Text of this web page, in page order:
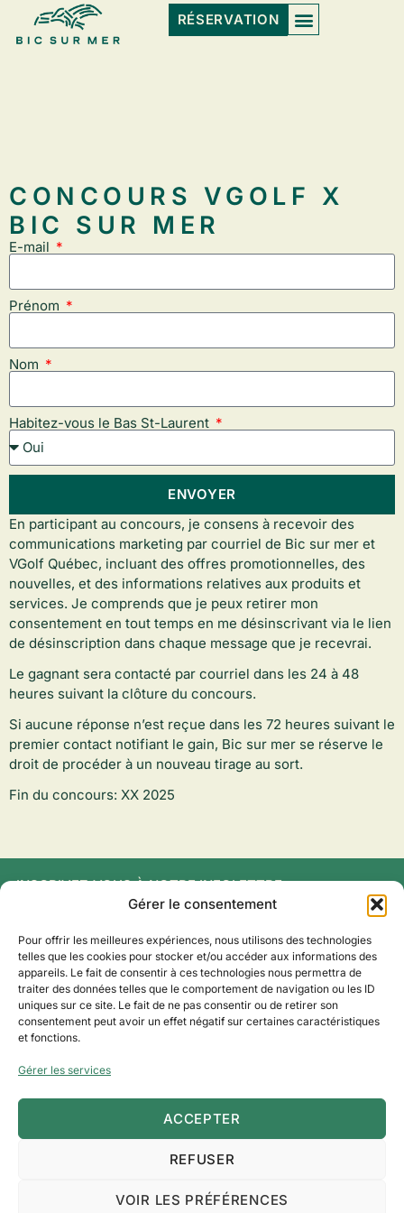
Gérer le consentement
Pour offrir les meilleures expériences, nous utilisons des technologies
telles que les cookies pour stocker et/ou accéder aux informations des
appareils. Le fait de consentir à ces technologies nous permettra de
traiter des données telles que le comportement de navigation ou les ID
uniques sur ce site. Le fait de ne pas consentir ou de retirer son
consentement peut avoir un effet négatif sur certaines caractéristiques
et fonctions.
Gérer les services
ACCEPTER
REFUSER
VOIR LES PRÉFÉRENCES
RÉSERVATION
CONCOURS VGOLF X
BIC SUR MER
E-mail
Prénom
Nom
Habitez-vous le Bas St-Laurent
ENVOYER
En participant au concours, je consens à recevoir des
communications marketing par courriel de Bic sur mer et
VGolf Québec, incluant des offres promotionnelles, des
nouvelles, et des informations relatives aux produits et
services. Je comprends que je peux retirer mon
consentement en tout temps en me désinscrivant via le lien
de désinscription dans chaque message que je recevrai.
Le gagnant sera contacté par courriel dans les 24 à 48
heures suivant la clôture du concours.
Si aucune réponse n’est reçue dans les 72 heures suivant le
premier contact notifiant le gain, Bic sur mer se réserve le
droit de procéder à un nouveau tirage au sort.
Fin du concours: XX 2025
INSCRIVEZ‑VOUS À NOTRE INFOLETTRE
150, route du Golf-du-Bic,
Politique de cookies
Déclaration de confidentialité